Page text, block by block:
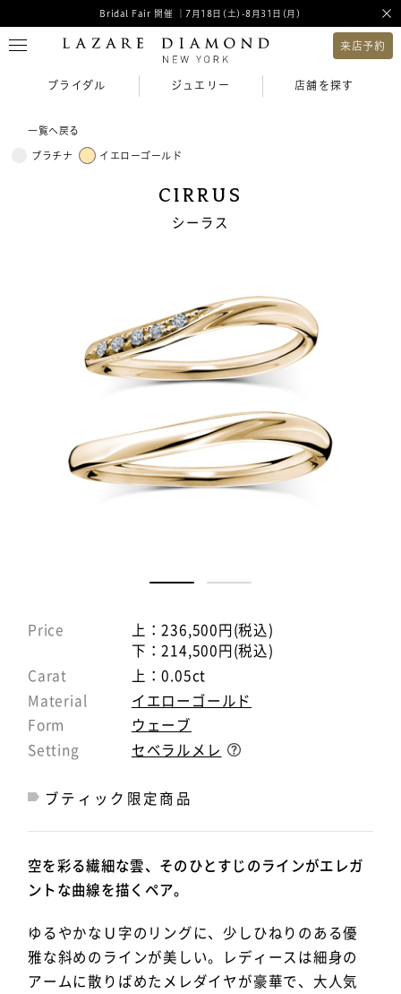
Bridal Fair 開催 ｜7月18日(土)-8月31日(月)
来店予約
ブライダル ジュエリー 店舗を探す
一覧へ戻る
プラチナ イエローゴールド
CIRRUS
シーラス
Price
上：236,500円(税込)
下：214,500円(税込)
Carat
上：0.05ct
Material
イエローゴールド
Form
ウェーブ
Setting
セベラルメレ
ブティック限定商品
空を彩る繊細な雲、そのひとすじのラインがエレガ
ントな曲線を描くペア。
ゆるやかなＵ字のリングに、少しひねりのある優
雅な斜めのラインが美しい。レディースは細身の
アームに散りばめたメレダイヤが豪華で、大人気